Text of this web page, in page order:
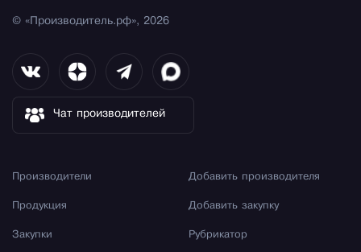
© «Производитель.рф», 2026
Чат производителей
Производители
Продукция
Закупки
Добавить производителя
Добавить закупку
Рубрикатор